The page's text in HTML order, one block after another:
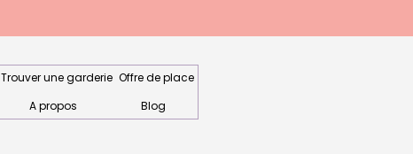
Trouver une garderie Offre de place
A propos Blog